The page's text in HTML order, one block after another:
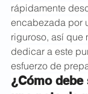
rápidamente
encabezada por
riguroso, así que
dedicar a este
esfuerzo de
¿Cómo